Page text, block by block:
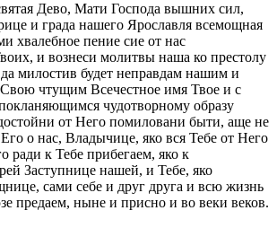
Дево, Мати Господа вышних сил,
и града нашего Ярославля всемощная
хвалебное пение сие от нас
и вознеси молитвы наша ко престолу
милостив будет неправдам нашим и
Свою чтущим Всечестное имя Твое и с
чудотворному образу
от Него помиловани быти, аще не
о нас, Владычице, яко вся Тебе от Него
ради к Тебе прибегаем, яко к
Заступнице нашей, и Тебе, яко
сами себе и друг друга и всю жизнь
предаем, ныне и присно и во веки веков.